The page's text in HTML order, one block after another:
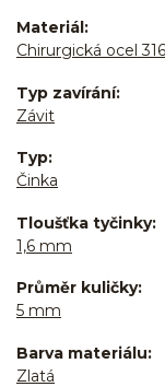
Materiál
Chirurgická ocel
Typ zavírání
Závit
Typ
Činka
Tloušťka tyčinky
1,6 mm
Průměr kuličky
5 mm
Barva materiálu
Zlatá